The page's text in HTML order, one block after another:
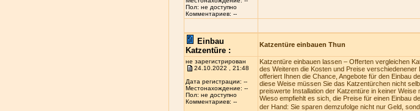
Пол: не доступно
Комментариев: --
Einbau
Katzentüre :
Katzentüre einbauen Thun
не зарегистрирован
24.10.2022 , 21:48
Дата регистрации: --
Местонахождение: --
Пол: не доступно
Комментариев: --
Katzentüre einbauen lassen – Offerten vergleichen
des Weiteren die Kosten und Preise
offeriert Ihnen die Chance, Angebote für den Einbau
diese Weise müssen Sie das Katzentürchen nicht
preiswerte Installation der Katzentüre in keiner
Wieso empfiehlt es sich, die Preise für einen Einbau
der Hand: Sie sparen demzufolge nicht nur Geld,